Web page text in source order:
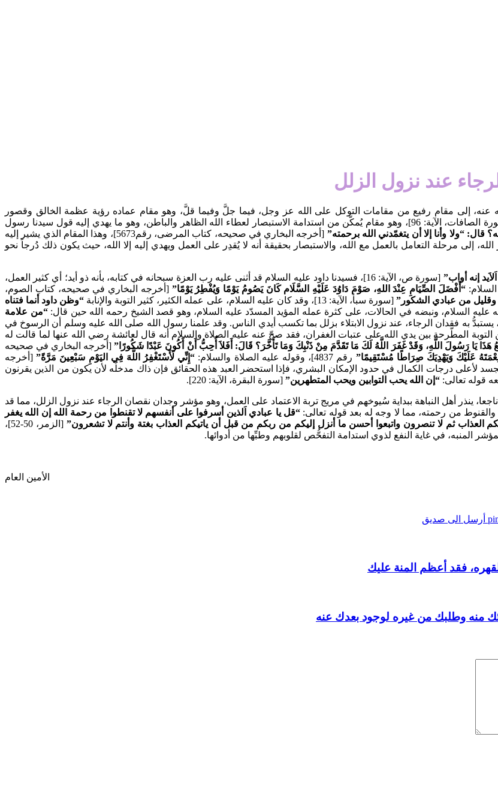
عند نزول الزلل
إلى مقام رفيع من مقامات التوكل على الله عز وجل، فيما جلَّ وفيما قلَّ، وهو مقام عماده رؤية عظمة الخالق وقصور
[سورة الصافات، الآية: 96]، وهو مقام يُمكّن من استدامة الاستبصار لعطاء الله الظاهر والباطن، وهو ما يهدي إليه قول سيدنا رسول
قال: “ولا وأنا إلا أن يتغمّدني الله برحمته”
[أخرجه البخاري في صحيحه، كتاب المرضى، رقم5673]، وهذا المقام الذي يشير إليه
إلى مرحلة التعامل بالعمل مع الله، والاستبصار بحقيقة أنه لا يُقدِر على العمل ويهدي إليه إلا الله، حيث يكون ذلك دُرجاً نحو
إنه أواب”
[سورة ص، الآية: 16]، فسيدنا داود عليه السلام قد أثنى عليه رب العزة سبحانه في كتابه، بأنه ذو أيد؛ أي كثير العمل،
“أَفْضَلَ الصِّيَامِ عِنْدَ اللهِ، صَوْمَ دَاوُدَ عَلَيْهِ السَّلَام كَانَ يَصُومُ يَوْمًا وَيُفْطِرُ يَوْمًا”[أخرجه البخاري في صحيحه، كتاب الصوم،
وقليل من عبادي الشكور”[سورة سبأ، الآية: 13]، وقد كان عليه السلام، على عمله الكثير، كثير التوبة والإنابة
“وظن داود أنما فتناه
“من علامة
به فقدان الرجاء، عند نزول الابتلاء بزلل بما تكسب أيدي الناس. وقد علمنا رسول الله صلى الله عليه وسلم أن الرسوخ في
المطّرحة بين يدي الله على عتبات الغفران، فقد صحّ عنه عليه الصلاة والسلام أنه قال لعائشة رضي الله عنها لما قالت له
هَذَا يَا رَسُولَ اللَّهِ، وَقَدْ غَفَرَ اللَّهُ لَكَ مَا تَقَدَّمَ مِنْ ذَنْبِكَ وَمَا تَأَخَّرَ؟ قَالَ: أَفَلاَ أُحِبُّ أَنْ أَكُونَ عَبْدًا شَكُورًا”[أخرجه البخاري في صحيحه
عَلَيْكَ وَيَهْدِيَكَ صِرَاطًا مُسْتَقِيمًا” رقم 4837]، وقوله عليه الصلاة والسلام: “إِنِّي لَأَسْتَغْفِرُ اللَّهَ فِي اليَوْمِ سَبْعِينَ مَرَّةً”[أخرجه
وهو عليه الصلاة والسلام المجسد لأعلى درجات الكمال في حدود الإمكان البشري، فإذا استحضر العبد هذه الحقائق فإن ذاك مدخلُه لأن يكون من الذين يقرنون
قوله تعالى: “إن الله يحب التوابين ويحب المتطهرين” [سورة البقرة، الآية: 220].
ينذر أهل النباهة ببداية سُيوخهم في مريج تربة الاعتماد على العمل، وهو مؤشر وجدان نقصان الرجاء عند نزول الزلل، مما قد
من رحمته، مما لا وجه له بعد قوله تعالى:“قل يا عبادي اَلذين أسرفوا على أنفسهم لا تقنطوا من رحمة الله إن الله يغفر
العذاب ثم لا تنصرون واتبعوا أحسن ما أنزل إليكم من ربكم من قبل أن ياتيكم العذاب بغتة وأنتم لا تشعرون”
[الزمر، 50-52]،
المنبه، في غاية النفع لذوي استدامة التفحُّص لقلوبهم وطبِّها من أدوائها.
الأمين العام
أرسل الى صديق
فقد أعظم المنة عليك
منه وطلبك من غيره لوجود بعدك عنه